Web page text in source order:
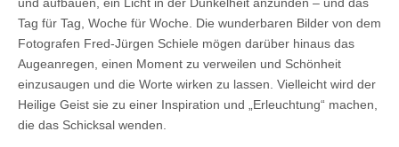
Tag für Tag, Woche für Woche. Die wunderbaren Bilder von dem
Fotografen Fred-Jürgen Schiele mögen darüber hinaus das
Augeanregen, einen Moment zu verweilen und Schönheit
einzusaugen und die Worte wirken zu lassen. Vielleicht wird der
Heilige Geist sie zu einer Inspiration und „Erleuchtung“ machen,
die das Schicksal wenden.